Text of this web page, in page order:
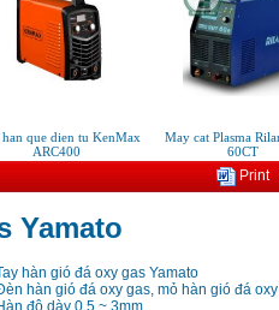
que dien tu KenMax
ARC400
May cat Plasma
60CT
Print
Yamato
hàn gió đá oxy gas Yamato
hàn gió đá oxy gas, mỏ hàn gió đá
độ dày 0.5 ~ 3mm